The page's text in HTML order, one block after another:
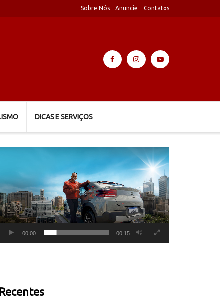
Sobre Nós Anuncie Contatos
DICAS E SERVIÇOS
00:00 00:15
Recentes